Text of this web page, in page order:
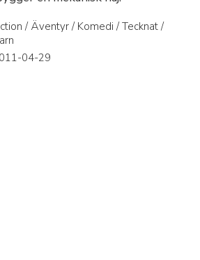
/ Äventyr / Komedi / Tecknat /
04-29